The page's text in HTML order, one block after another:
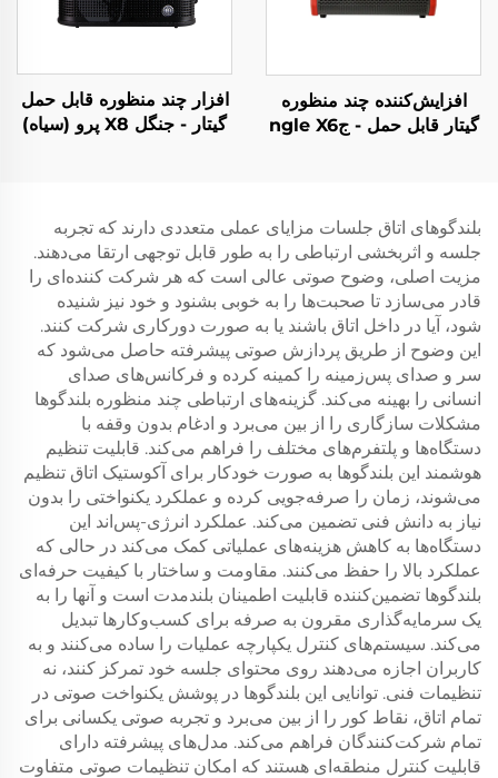
افزایش‌کننده چند منظوره
گیتار قابل حمل - جngle X6
افزار چند منظوره قابل حمل
گیتار - جنگل X8 پرو (سیاه)
بلندگوهای اتاق جلسات مزایای عملی متعددی دارند که تجربه
جلسه و اثربخشی ارتباطی را به طور قابل توجهی ارتقا می‌دهند.
مزیت اصلی، وضوح صوتی عالی است که هر شرکت کننده‌ای را
قادر می‌سازد تا صحبت‌ها را به خوبی بشنود و خود نیز شنیده
شود، آیا در داخل اتاق باشند یا به صورت دورکاری شرکت کنند.
این وضوح از طریق پردازش صوتی پیشرفته حاصل می‌شود که
سر و صدای پس‌زمینه را کمینه کرده و فرکانس‌های صدای
انسانی را بهینه می‌کند. گزینه‌های ارتباطی چند منظوره بلندگوها
مشکلات سازگاری را از بین می‌برد و ادغام بدون وقفه با
دستگاه‌ها و پلتفرم‌های مختلف را فراهم می‌کند. قابلیت تنظیم
هوشمند این بلندگوها به صورت خودکار برای آکوستیک اتاق تنظیم
می‌شوند، زمان را صرفه‌جویی کرده و عملکرد یکنواختی را بدون
نیاز به دانش فنی تضمین می‌کند. عملکرد انرژی-پس‌اند این
دستگاه‌ها به کاهش هزینه‌های عملیاتی کمک می‌کند در حالی که
عملکرد بالا را حفظ می‌کنند. مقاومت و ساختار با کیفیت حرفه‌ای
بلندگوها تضمین‌کننده قابلیت اطمینان بلندمدت است و آنها را به
یک سرمایه‌گذاری مقرون به صرفه برای کسب‌وکارها تبدیل
می‌کند. سیستم‌های کنترل یکپارچه عملیات را ساده می‌کنند و به
کاربران اجازه می‌دهند روی محتوای جلسه خود تمرکز کنند، نه
تنظیمات فنی. توانایی این بلندگوها در پوشش یکنواخت صوتی در
تمام اتاق، نقاط کور را از بین می‌برد و تجربه صوتی یکسانی برای
تمام شرکت‌کنندگان فراهم می‌کند. مدل‌های پیشرفته دارای
قابلیت کنترل منطقه‌ای هستند که امکان تنظیمات صوتی متفاوت